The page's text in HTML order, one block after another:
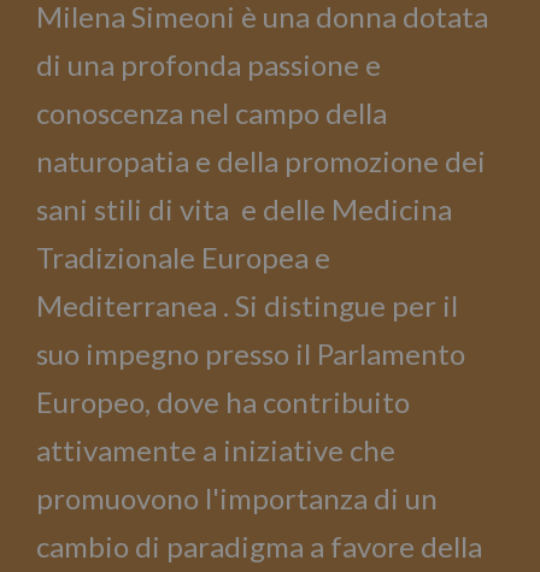
Milena Simeoni è una donna dotata
di una profonda passione e
conoscenza nel campo della
naturopatia e della promozione dei
sani stili di vita e delle Medicina
Tradizionale Europea e
Mediterranea . Si distingue per il
suo impegno presso il Parlamento
Europeo, dove ha contribuito
attivamente a iniziative che
promuovono l'importanza di un
cambio di paradigma a favore della